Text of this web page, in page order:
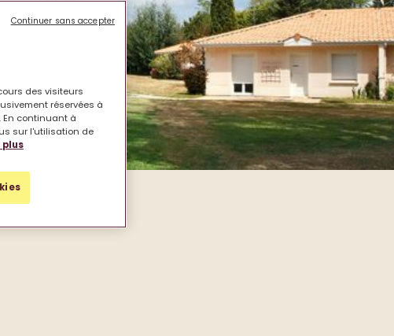
des visiteurs
réservées à
En continuant à
sur l'utilisation de
plus
Continuer sans accepter